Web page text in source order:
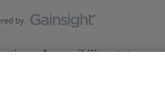
Accessibility statement